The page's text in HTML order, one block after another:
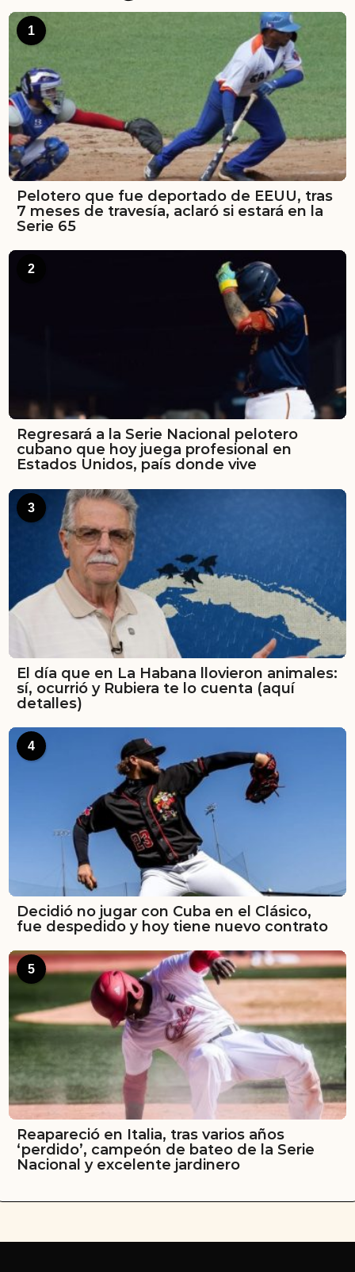
1
Pelotero que fue deportado de EEUU, tras
7 meses de travesía, aclaró si estará en la
Serie 65
2
Regresará a la Serie Nacional pelotero
cubano que hoy juega profesional en
Estados Unidos, país donde vive
3
El día que en La Habana llovieron animales:
sí, ocurrió y Rubiera te lo cuenta (aquí
detalles)
4
Decidió no jugar con Cuba en el Clásico,
fue despedido y hoy tiene nuevo contrato
5
Reapareció en Italia, tras varios años
‘perdido’, campeón de bateo de la Serie
Nacional y excelente jardinero